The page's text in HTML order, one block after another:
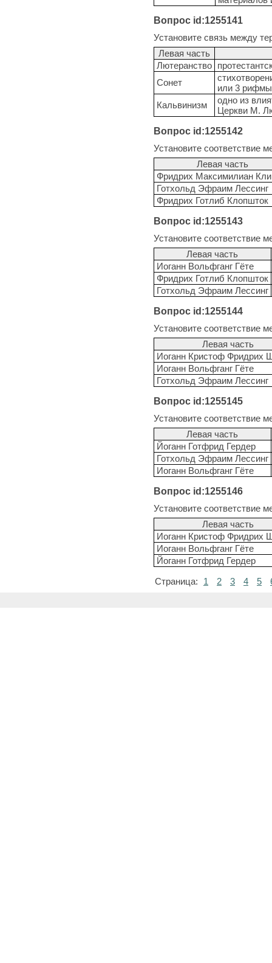
Вопрос id:1255141
Установите связь между
Левая часть
Лютеранство
Сонет
или 3
Кальвинизм
одно из
Церкви М.
Вопрос id:1255142
Установите соответствие
Левая часть
Фридрих Максимилиан
Готхольд Эфраим Лессинг
Фридрих Готлиб Клопшток
Вопрос id:1255143
Установите соответствие
Левая часть
Иоганн Вольфганг Гёте
Фридрих Готлиб Клопшток
Готхольд Эфраим Лессинг
Вопрос id:1255144
Установите соответствие
Левая часть
Иоганн Кристоф Фридрих
Иоганн Вольфганг Гёте
Готхольд Эфраим Лессинг
Вопрос id:1255145
Установите соответствие
Левая часть
Йоганн Готфрид Гердер
Готхольд Эфраим Лессинг
Иоганн Вольфганг Гёте
Вопрос id:1255146
Установите соответствие
Левая часть
Иоганн Кристоф Фридрих
Иоганн Вольфганг Гёте
Йоганн Готфрид Гердер
Страница:
1 2 3 4 5